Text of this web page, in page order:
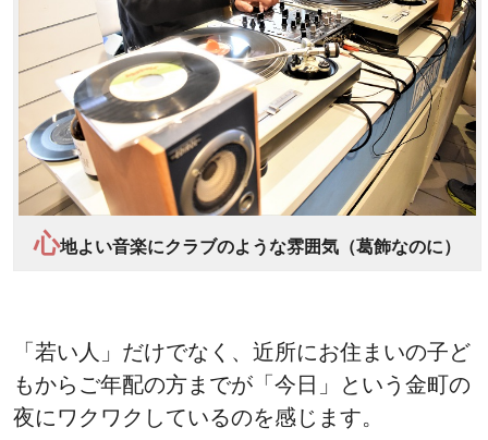
心地よい音楽にクラブのような雰囲気（葛飾なのに）
「若い人」だけでなく、近所にお住まいの子ど
もからご年配の方までが「今日」という金町の
夜にワクワクしているのを感じます。